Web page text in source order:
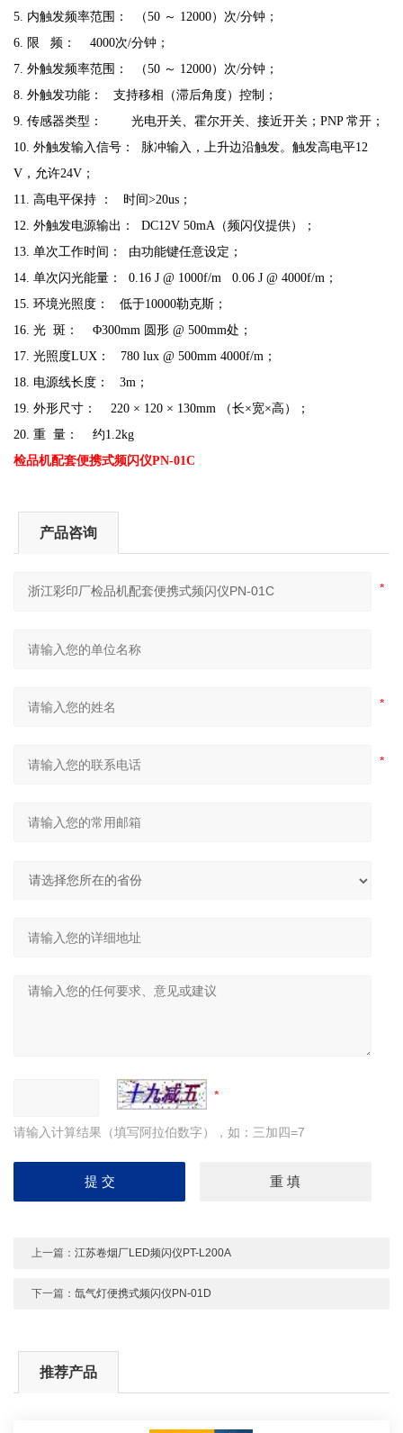
5. 内触发频率范围： （50 ～ 12000）次/分钟；
6. 限 频： 4000次/分钟；
7. 外触发频率范围： （50 ～ 12000）次/分钟；
8. 外触发功能： 支持移相（滞后角度）控制；
9. 传感器类型： 光电开关、霍尔开关、接近开关；PNP 常开；
10. 外触发输入信号： 脉冲输入，上升边沿触发。触发高电平12
V，允许24V；
11. 高电平保持 ： 时间>20us；
12. 外触发电源输出： DC12V 50mA（频闪仪提供）；
13. 单次工作时间： 由功能键任意设定；
14. 单次闪光能量： 0.16 J @ 1000f/m 0.06 J @ 4000f/m；
15. 环境光照度： 低于10000勒克斯；
16. 光 斑： Φ300mm 圆形 @ 500mm处；
17. 光照度LUX： 780 lux @ 500mm 4000f/m；
18. 电源线长度： 3m；
19. 外形尺寸： 220 × 120 × 130mm （长×宽×高）；
20. 重 量： 约1.2kg
检品机配套便携式频闪仪PN-01C
产品咨询
请输入计算结果（填写阿拉伯数字），如：三加四=7
上一篇：江苏卷烟厂LED频闪仪PT-L200A
下一篇：氙气灯便携式频闪仪PN-01D
推荐产品